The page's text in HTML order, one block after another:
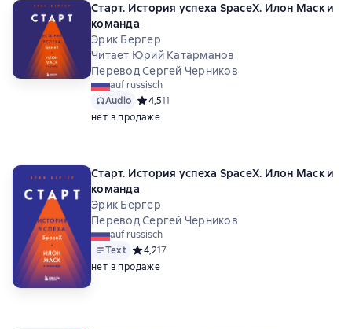
Старт. История успеха SpaceX. Илон Маск и
команда
Эрик Бергер
Читает Юрий Катарманов
Перевод Сергей Черников
auf russisch
Audio Средний рейтинг 4,5 на основе 11 оценок
4,511
нет в продаже
Старт. История успеха SpaceX. Илон Маск и
команда
Эрик Бергер
Перевод Сергей Черников
auf russisch
Text Средний рейтинг 4,2 на основе 17 оценок
4,217
нет в продаже